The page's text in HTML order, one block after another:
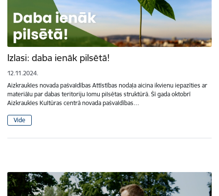
Izlasi: daba ienāk pilsētā!
12.11.2024.
Aizkraukles novada pašvaldības Attīstības nodaļa aicina ikvienu iepazīties ar
materiālu par dabas teritoriju lomu pilsētas struktūrā. Šī gada oktobrī
Aizkraukles Kultūras centrā novada pašvaldības…
Vide